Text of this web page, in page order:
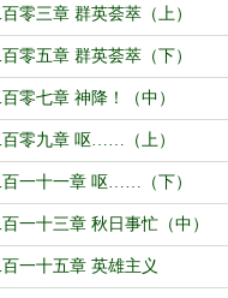
）零三章 群英荟萃（上）
零五章 群英荟萃（下）
零七章 神降！（中）
百零九章 呕……（上）
百一十一章 呕……（下）
一十三章 秋日事忙（中）
一十五章 英雄主义